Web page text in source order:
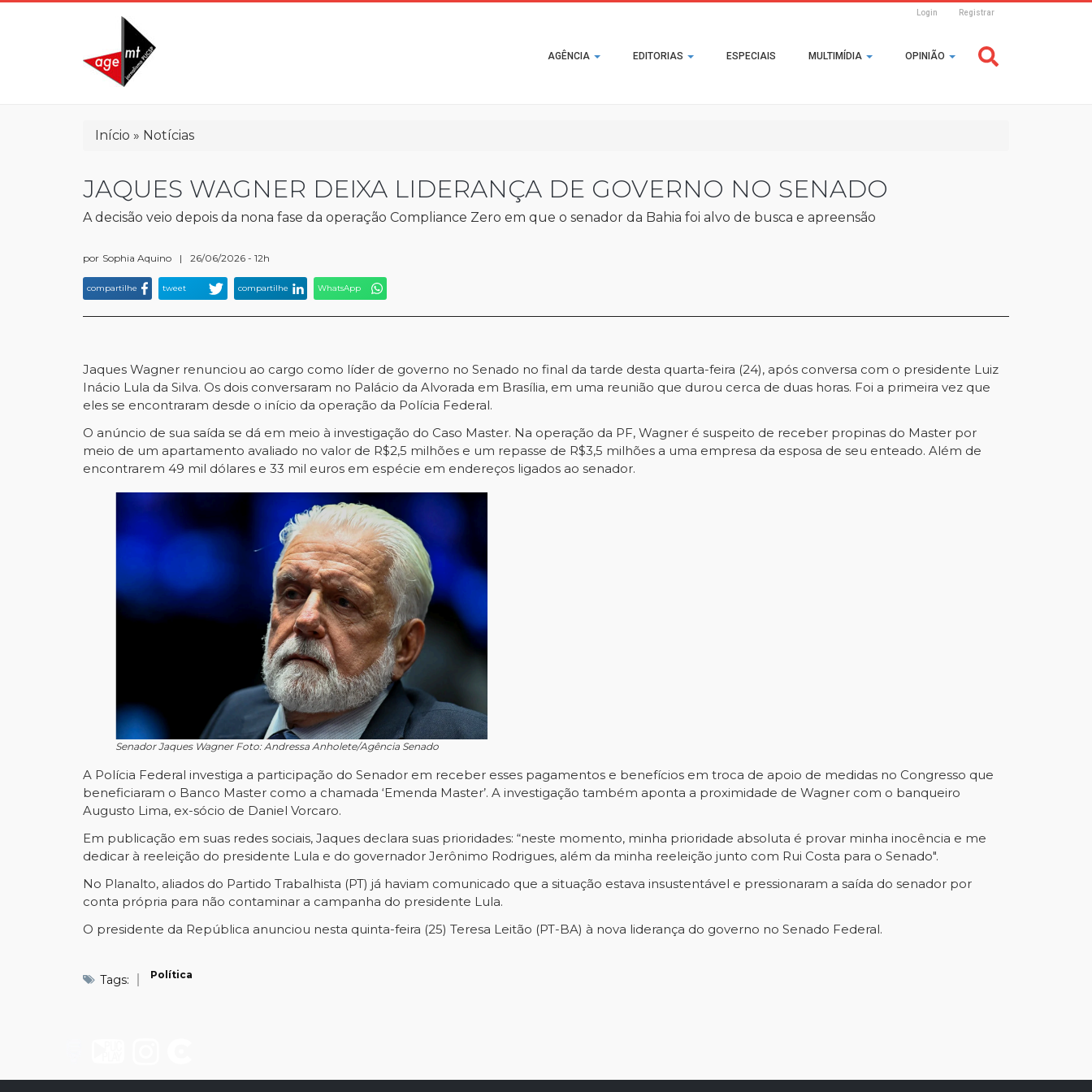
Login Registrar
Main
navigation
AGÊNCIA EDITORIAS ESPECIAIS MULTIMÍDIA OPINIÃO
Trilha
navegação
Início Notícias
JAQUES WAGNER DEIXA LIDERANÇA DE GOVERNO NO SENADO
A decisão veio depois da nona fase da operação Compliance Zero em que o senador da Bahia foi alvo de busca e apreensão
por Sophia Aquino | 26/06/2026 - 12h
compartilhe tweet compartilhe WhatsApp
Jaques Wagner renunciou ao cargo como líder de governo no Senado no final da tarde desta quarta-feira (24), após conversa com o presidente Luiz
Inácio Lula da Silva. Os dois conversaram no Palácio da Alvorada em Brasília, em uma reunião que durou cerca de duas horas. Foi a primeira vez que
eles se encontraram desde o início da operação da Polícia Federal.
O anúncio de sua saída se dá em meio à investigação do Caso Master. Na operação da PF, Wagner é suspeito de receber propinas do Master por
meio de um apartamento avaliado no valor de R$2,5 milhões e um repasse de R$3,5 milhões a uma empresa da esposa de seu enteado. Além de
encontrarem 49 mil dólares e 33 mil euros em espécie em endereços ligados ao senador.
Senador Jaques Wagner Foto: Andressa Anholete/Agência Senado
A Polícia Federal investiga a participação do Senador em receber esses pagamentos e benefícios em troca de apoio de medidas no Congresso que
beneficiaram o Banco Master como a chamada ‘Emenda Master’. A investigação também aponta a proximidade de Wagner com o banqueiro
Augusto Lima, ex-sócio de Daniel Vorcaro.
Em publicação em suas redes sociais, Jaques declara suas prioridades: “neste momento, minha prioridade absoluta é provar minha inocência e me
dedicar à reeleição do presidente Lula e do governador Jerônimo Rodrigues, além da minha reeleição junto com Rui Costa para o Senado".
No Planalto, aliados do Partido Trabalhista (PT) já haviam comunicado que a situação estava insustentável e pressionaram a saída do senador por
conta própria para não contaminar a campanha do presidente Lula.
O presidente da República anunciou nesta quinta-feira (25) Teresa Leitão (PT-BA) à nova liderança do governo no Senado Federal.
Tags: Política